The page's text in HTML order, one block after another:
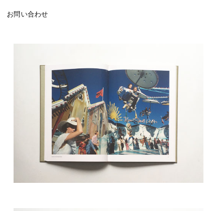
お問い合わせ